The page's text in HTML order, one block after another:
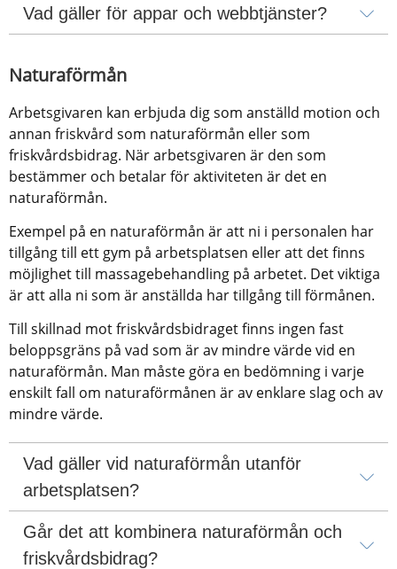
Vad gäller för appar och webbtjänster?
Naturaförmån
Arbetsgivaren kan erbjuda dig som anställd motion och
annan friskvård som naturaförmån eller som
friskvårdsbidrag. När arbetsgivaren är den som
bestämmer och betalar för aktiviteten är det en
naturaförmån.
Exempel på en naturaförmån är att ni i personalen har
tillgång till ett gym på arbetsplatsen eller att det finns
möjlighet till massagebehandling på arbetet. Det viktiga
är att alla ni som är anställda har tillgång till förmånen.
Till skillnad mot friskvårdsbidraget finns ingen fast
beloppsgräns på vad som är av mindre värde vid en
naturaförmån. Man måste göra en bedömning i varje
enskilt fall om naturaförmånen är av enklare slag och av
mindre värde.
Vad gäller vid naturaförmån utanför
arbetsplatsen?
Går det att kombinera naturaförmån och
friskvårdsbidrag?